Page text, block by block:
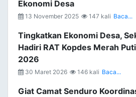
Ekonomi Desa
13 November 2025 147 kali Baca...
Tingkatkan Ekonomi Desa,
Hadiri RAT Kopdes Merah
2026
30 Maret 2026 146 kali Baca...
Giat Camat Senduro